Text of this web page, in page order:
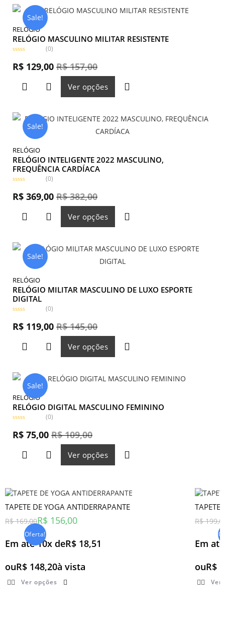
0
d
Sale!
RELÓGIO
RELÓGIO MASCULINO MILITAR RESISTENTE
v
a
0
d
(0)
R$157,00
R$ 129,00
Ver opções
Sale!
RELÓGIO
RELÓGIO INTELIGENTE 2022 MASCULINO,
FREQUÊNCIA CARDÍACA
v
a
0
d
(0)
R$382,00
R$ 369,00
Ver opções
Sale!
RELÓGIO
RELÓGIO MILITAR MASCULINO DE LUXO ESPORTE
DIGITAL
v
a
0
d
(0)
R$145,00
R$ 119,00
Ver opções
Sale!
RELÓGIO
RELÓGIO DIGITAL MASCULINO FEMININO
v
a
e
5
(0)
R$109,00
R$ 75,00
Ver opções
Oferta!
TAPETE DE YOGA ANTIDERRAPANTE
R$169,00R$ 156,00
Em até 10x deR$ 18,51
ouR$ 148,20à vista
Ver opções
TAPETE
R$
Em
ouR$
Ver